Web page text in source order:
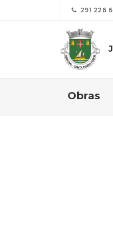
291 226
Obras